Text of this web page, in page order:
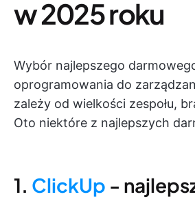
w 2025 roku
Wybór najlepszego
oprogramowania do
zależy od wielkości zespołu,
Oto niektóre z najlepszych
1. ClickUp -